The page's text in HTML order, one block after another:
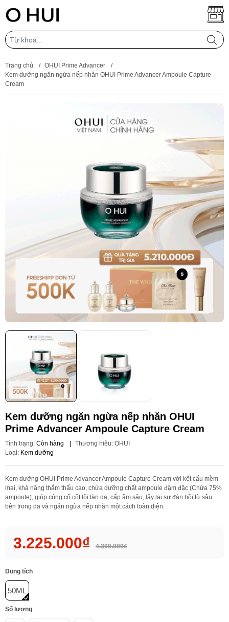
Trang chủ / OHUI Prime Advancer
/
Kem dưỡng ngăn ngừa nếp nhăn OHUI Prime Advancer Ampoule Capture
Cream
Kem dưỡng ngăn ngừa nếp nhăn OHUI
Prime Advancer Ampoule Capture Cream
Tình trạng: Còn hàng Thương hiệu: OHUI
Loại: Kem dưỡng
Kem dưỡng OHUI Prime Advancer Ampoule Capture Cream với kết cấu mềm
mại, khả năng thẩm thấu cao, chứa dưỡng chất ampoule đậm đặc (Chứa 75%
ampoule), giúp củng cố cốt lõi làn da, cấp ẩm sâu, lấy lại sự đàn hồi từ sâu
bên trong da và ngăn ngừa nếp nhăn một cách toàn diện.
3.225.000₫ 4.300.000₫
Dung tích
50ML
Số lượng